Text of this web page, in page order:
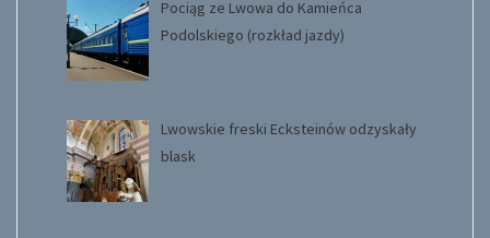
Pociąg ze Lwowa do Kamieńca
Podolskiego (rozkład jazdy)
Lwowskie freski Ecksteinów odzyskały
blask